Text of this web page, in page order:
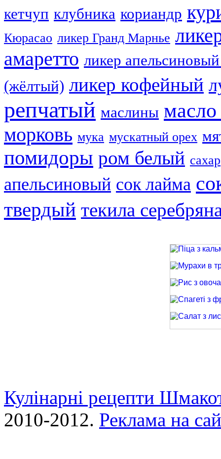
кетчуп клубника кориандр
Кюрасао ликер Гранд Марнье
амаретто ликер
(жёлтый) ликер кофейный
репчатый маслины масло
морковь мука мускатный орех
помидоры ром белый сахар
апельсиновый сок лайма
твердый текила
Кулінарні рецепти
2010-2012. Реклама на